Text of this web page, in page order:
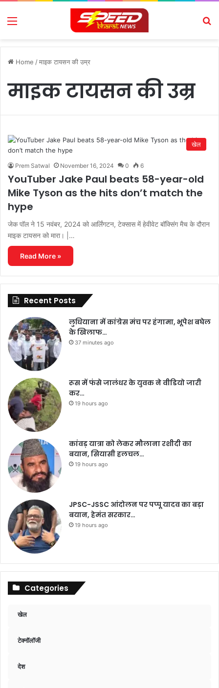
Menu
Home /माइक टायसन की उम्र
माइक टायसन की उम्र
खेल
Prem Satwal November 16, 2024 0 6
YouTuber Jake Paul beats 58-year-old
Mike Tyson as the hits don’t match the
hype
जेक पॉल ने 15 नवंबर, 2024 को आर्लिंगटन, टेक्सास में हेवीवेट बॉक्सिंग मैच के दौरान
माइक टायसन को मारा। |…
Read More »
Recent Posts
लुधियाना में कांग्रेस मंच पर हंगामा, भूपेश बघेल
के खिलाफ…
37 minutes ago
रूस में फंसे जालंधर के युवक ने वीडियो जारी
कर…
19 hours ago
कांवड़ यात्रा को लेकर मौलाना रशीदी का
बयान, सियासी हलचल…
19 hours ago
JPSC-JSSC आंदोलन पर पप्पू यादव का बड़ा
बयान, हेमंत सरकार…
19 hours ago
Categories
खेल
टेक्नॉलॉजी
देश